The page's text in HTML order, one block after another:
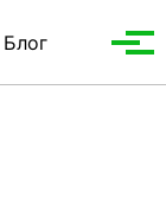
Блог
Toggle